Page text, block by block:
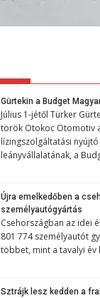
Gürtekin a Budget
Július 1-jétől Türker
török Otokoc Otomotiv
lízingszolgáltatási
leányvállalatának, a
Újra emelkedőben a
személyautógyártás
Csehországban az idei
801 774 személyautót
többet, mint a tavalyi
Sztrájk lesz kedden a